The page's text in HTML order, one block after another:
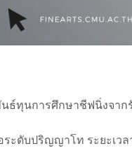
ธ์ทุนการศึกษาชีฟนิ่งจา
ะดับปริญญาโท ระยะเว